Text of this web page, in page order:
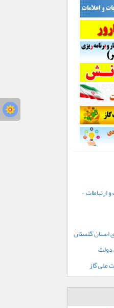
ارتباطات -
استان گلستان
دولت
ملی گاز